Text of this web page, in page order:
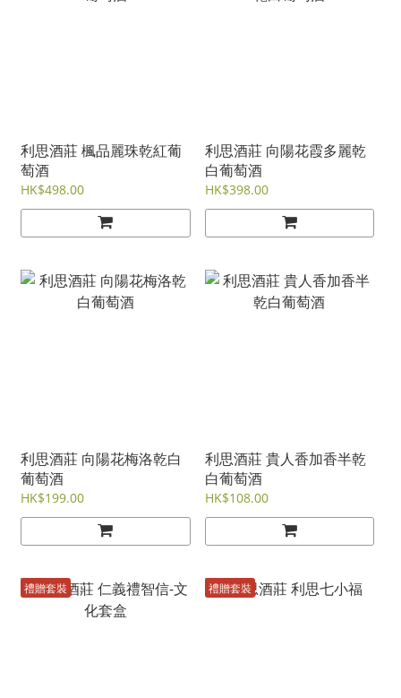
利思酒莊 楓品麗珠乾紅葡
萄酒
HK$498.00
利思酒莊 向陽花霞多麗乾
白葡萄酒
HK$398.00
利思酒莊 向陽花梅洛乾白
葡萄酒
HK$199.00
利思酒莊 貴人香加香半乾
白葡萄酒
HK$108.00
禮贈套裝 禮贈套裝